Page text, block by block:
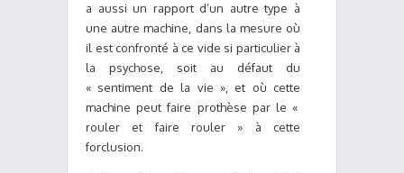
a aussi un rapport d’un autre type à
une autre machine, dans la mesure où
il est confronté à ce vide si particulier à
la psychose, soit au défaut du
« sentiment de la vie », et où cette
machine peut faire prothèse par le «
rouler et faire rouler » à cette
forclusion.